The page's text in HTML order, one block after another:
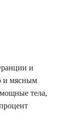
и
и мясным
тела,